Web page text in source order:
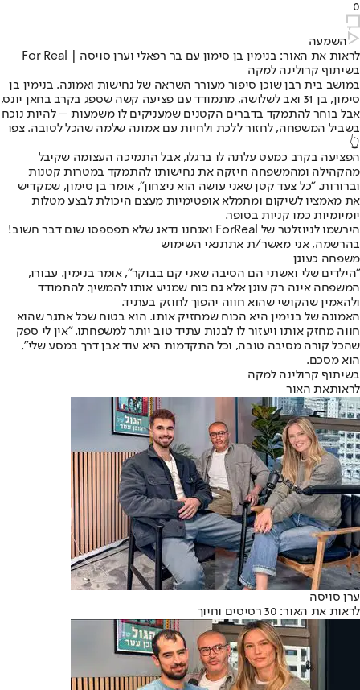
0
השמעה
לראות את האור: בנימין בן סימון עם בר רפאלי וערן סויסה | For Real
בשיתוף קרולינה למקה
במושב בית רבן שוכן סיפור מעורר השראה של נחישות ואמונה. בנימין בן
סימון, בן 31 ואב לשלושה, מתמודד עם פציעה קשה שספג בקרב בחאן יונס,
אבל בוחר להתמקד בדברים הקטנים שמעניקים לו משמעות – להיות נוכח
בשביל המשפחה, לחזור ללכת ולחיות עם אמונה שלמה שהכל לטובה. צפו
👆
הפציעה בקרב כמעט עלתה לו ברגלו, אבל התמיכה העצומה שקיבל
מהקהילה ומהמשפחה חיזקה את נחישותו להתמקד במטרות קטנות
וברורות. "כל צעד קטן שאני עושה הוא ניצחון", אומר בן סימון, שמקדיש
את מאמציו לשיקום ומתמלא אופטימיות מעצם היכולת לבצע מטלות
יומיומיות כמו קניות בסופר.
הירשמו לניוזלטר של ForReal ואנחנו נדאג שלא תפספסו שום דבר חשוב!
בהרשמה, אני מאשר/ת אתתנאי השימוש
משפחה כעוגן
"הילדים שלי ואשתי הם הסיבה שאני קם בבוקר", אומר בנימין. עבורו,
המשפחה אינה רק עוגן אלא גם כוח שמניע אותו להמשיך, להתמודד
ולהאמין שהקושי שהוא חווה יהפוך לחוזק בעתיד.
האמונה של בנימין היא הכוח שמחזיק אותו. הוא בטוח שכל אתגר שהוא
חווה מחזק אותו ויעזור לו לבנות עתיד טוב יותר למשפחתו. "אין לי ספק
שהכל קורה מסיבה טובה, וכל התקדמות היא עוד אבן דרך במסע שלי",
הוא מסכם.
בשיתוף קרולינה למקה
לראותאת האור
ערן סויסה
לראות את האור: 30 רסיסים וחיוך